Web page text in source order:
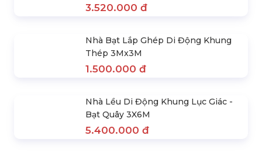
2.790.000 đ
Nhà Bạt Di Động Hợp Kim Nhôm-
Khung Lục Giác 3X3M
2.880.000 đ
Nhà Lều Di Động Khung Lục Giác -
Bạt Quây 3X4,5M
3.520.000 đ